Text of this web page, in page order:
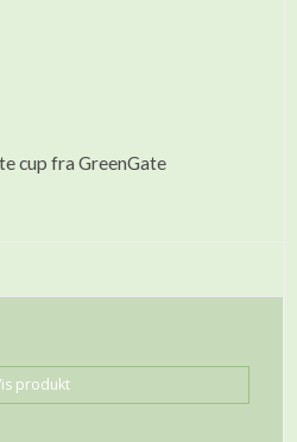
cup fra GreenGate
produkt